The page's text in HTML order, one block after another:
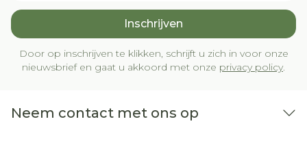
Inschrijven
Door op inschrijven te klikken, schrijft u zich in voor onze
nieuwsbrief en gaat u akkoord met onze privacy policy.
Neem contact met ons op